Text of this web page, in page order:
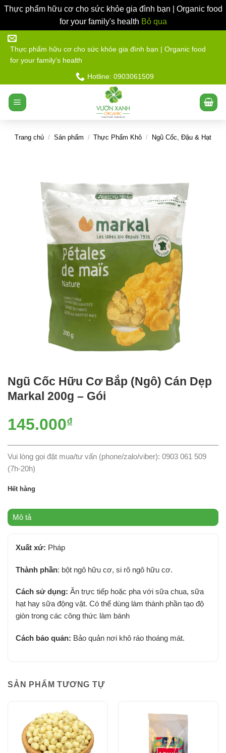
Thực phẩm hữu cơ cho sức khỏe gia đình bạn | Organic food
for your family's health Bỏ qua
Bỏ
qua
nội
Thực phẩm hữu cơ cho sức khỏe gia đình bạn | Organic food
for your family's health
Hotline: 0903061509
Trang chủ / Sản phẩm / Thực Phẩm Khô / Ngũ Cốc, Đậu & Hạt
Ngũ Cốc Hữu Cơ Bắp (Ngô) Cán Dẹp
Markal 200g – Gói
145.000₫
Vui lòng gọi đặt mua/tư vấn (phone/zalo/viber): 0903 061 509
(7h-20h)
Hết hàng
Mô tả
Xuất xứ: Pháp
Thành phần: bột ngô hữu cơ, si rô ngô hữu cơ.
Cách sử dụng: Ăn trực tiếp hoặc pha với sữa chua, sữa
hạt hay sữa động vật. Có thể dùng làm thành phần tạo độ
giòn trong các công thức làm bánh
Cách bảo quản: Bảo quản nơi khô ráo thoáng mát.
SẢN PHẨM TƯƠNG TỰ